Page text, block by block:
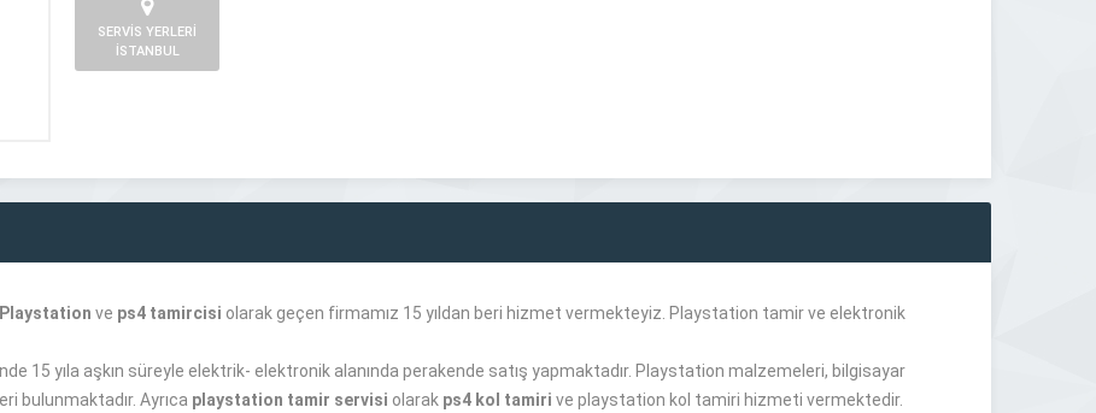
SERVİS YERLERİ
İSTANBUL
Playstation ve ps4 tamircisi olarak geçen firmamız 15 yıldan beri hizmet vermekteyiz. Playstation tamir ve elektronik
15 yıla aşkın süreyle elektrik- elektronik alanında perakende satış yapmaktadır. Playstation malzemeleri, bilgisayar
bulunmaktadır. Ayrıca playstation tamir servisi olarak ps4 kol tamiri ve playstation kol tamiri hizmeti vermektedir.